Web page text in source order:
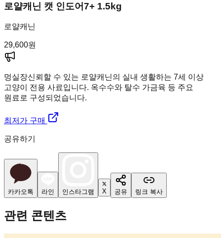
로얄캐닌 캣 인도어7+ 1.5kg
로얄캐닌
29,600원
멍실장신뢰할 수 있는 로얄캐닌의 실내 생활하는 7세 이상
고양이 전용 사료입니다. 옥수수와 탈수 가금육 등 주요
원료로 구성되었습니다.
최저가 구매
공유하기
카카오톡 라인 인스타그램 X 공유 링크 복사
관련 콘텐츠